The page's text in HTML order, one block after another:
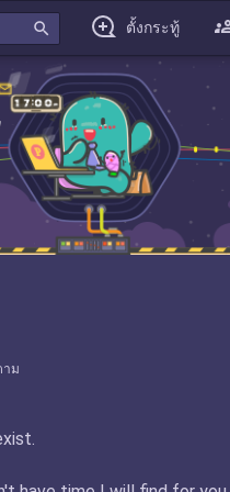
search ตั้งกระทู้
ม